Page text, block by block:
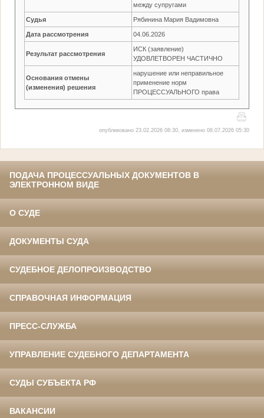
между супругами
Судья Рябинина Мария Вадимовна
Дата рассмотрения 04.06.2026
Результат рассмотрения
ИСК (заявление)
УДОВЛЕТВОРЕН ЧАСТИЧНО
Основания отмены
(изменения) решения
нарушение или неправильное
применение норм
ПРОЦЕССУАЛЬНОГО права
опубликовано 23.02.2026 08:30, изменено 08.07.2026 05:30
ПОДАЧА ПРОЦЕССУАЛЬНЫХ ДОКУМЕНТОВ В
ЭЛЕКТРОННОМ ВИДЕ
О СУДЕ
ДОКУМЕНТЫ СУДА
СУДЕБНОЕ ДЕЛОПРОИЗВОДСТВО
СПРАВОЧНАЯ ИНФОРМАЦИЯ
ПРЕСС-СЛУЖБА
УПРАВЛЕНИЕ СУДЕБНОГО ДЕПАРТАМЕНТА
СУДЫ СУБЪЕКТА РФ
ВАКАНСИИ